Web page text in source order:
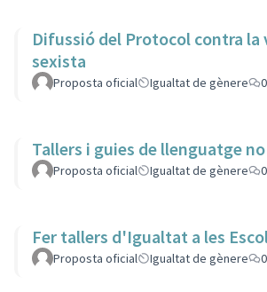
Difussió del Protocol contra la
sexista
Proposta oficial Igualtat de gènere 0
Tallers i guies de llenguatge
Proposta oficial Igualtat de gènere 0
Fer tallers d'Igualtat a les
Proposta oficial Igualtat de gènere 0